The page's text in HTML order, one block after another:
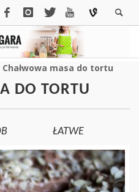
Chałwowa masa do tortu
DO TORTU
ŁATWE